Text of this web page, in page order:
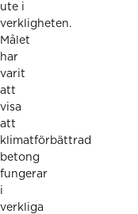
ute i
verkligheten.
Målet
har
varit
att
visa
att
klimatförbättrad
betong
fungerar
i
verkliga